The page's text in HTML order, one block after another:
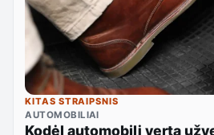
KITAS STRAIPSNIS
AUTOMOBILIAI
Kodėl automobilį verta